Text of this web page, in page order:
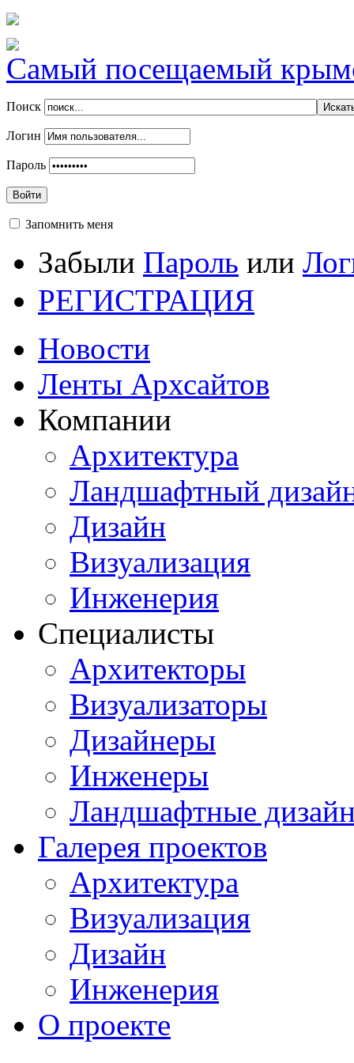
Самый посещаемый
Поиск
Логин
Пароль
Войти
Запомнить меня
Забыли Пароль или
РЕГИСТРАЦИЯ
Новости
Ленты Архсайтов
Компании
Архитектура
Ландшафтный
Дизайн
Визуализация
Инженерия
Специалисты
Архитекторы
Визуализаторы
Дизайнеры
Инженеры
Ландшафтные
Галерея проектов
Архитектура
Визуализация
Дизайн
Инженерия
О проекте